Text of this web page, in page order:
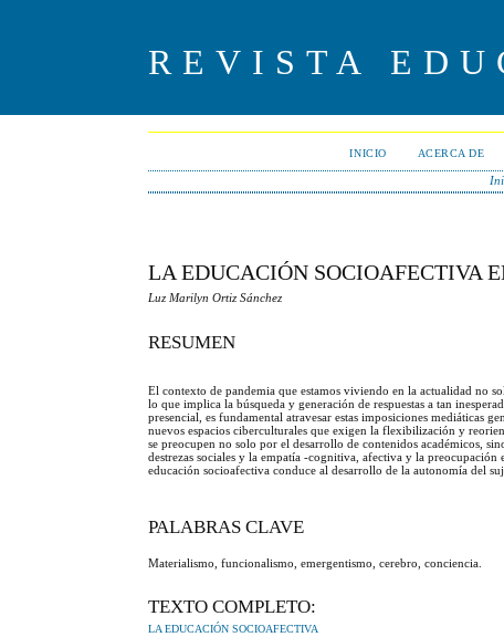
REVISTA
INICIO ACERCA DE
LA EDUCACIÓN SOCIOAFECTIVA
Luz Marilyn Ortiz Sánchez
RESUMEN
El contexto de pandemia que estamos viviendo en la actualidad no
lo que implica la búsqueda y generación de respuestas a tan
presencial, es fundamental atravesar estas imposiciones mediáticas
nuevos espacios ciberculturales que exigen la flexibilización y
se preocupen no solo por el desarrollo de contenidos académicos,
destrezas sociales y la empatía -cognitiva, afectiva y la
educación socioafectiva conduce al desarrollo de la autonomía del
PALABRAS CLAVE
Materialismo, funcionalismo, emergentismo, cerebro, conciencia.
TEXTO COMPLETO:
LA EDUCACIÓN SOCIOAFECTIVA